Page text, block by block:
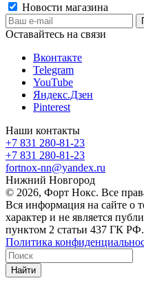
Новости магазина
Оставайтесь на связи
Вконтакте
Telegram
YouTube
Яндекс.Дзен
Pinterest
Наши контакты
+7 831 280-81-23
+7 831 280-81-23
fortnox-nn@yandex.ru
Нижний Новгород
© 2026, Форт Нокс. Все
Вся информация на сайте о
характер и не является
пунктом 2 статьи 437 ГК РФ.
Политика
Найти